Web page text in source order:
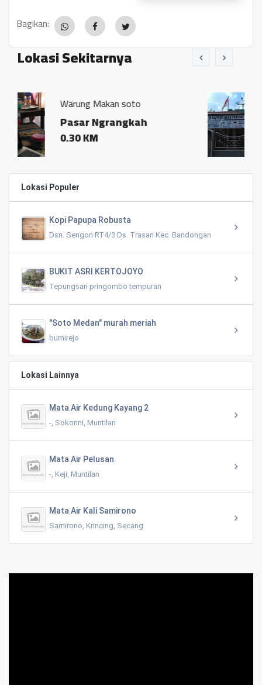
Bagikan:
Lokasi Sekitarnya
soto Kantor Kepala
Desa Petung,
0.30 KM
Lokasi Populer
Kopi Papupa Robusta
Dsn. Sengon RT4/3 Ds. Trasan Kec. Bandongan
BUKIT ASRI KERTOJOYO
Tepungsari pringombo tempuran
"Soto Medan" murah meriah
bumirejo
Lokasi Lainnya
Mata Air Kedung Kayang 2
-, Sokorini, Muntilan
Mata Air Pelusan
-, Keji, Muntilan
Mata Air Kali Samirono
Samirono, Krincing, Secang